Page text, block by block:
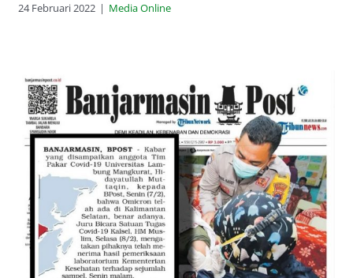
24 Februari 2022 | Media Online
Omicron Bertransmisi Lokal di
Kalsel (Banjarmasin Post, 9
Februari 2022)